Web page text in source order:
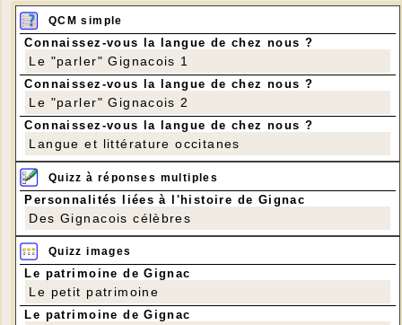
QCM simple
Connaissez-vous la langue de chez nous ?
Le "parler" Gignacois 1
Connaissez-vous la langue de chez nous ?
Le "parler" Gignacois 2
Connaissez-vous la langue de chez nous ?
Langue et littérature occitanes
Quizz à réponses multiples
Personnalités liées à l'histoire de Gignac
Des Gignacois célèbres
Quizz images
Le patrimoine de Gignac
Le petit patrimoine
Le patrimoine de Gignac